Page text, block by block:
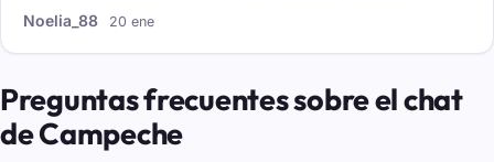
Noelia_88 20 ene
Preguntas frecuentes sobre el chat
de Campeche